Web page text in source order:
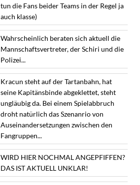
tun die Fans beider Teams in der Regel ja
auch klasse)
Wahrscheinlich beraten sich aktuell die
Mannschaftsvertreter, der Schiri und die
Polizei...
Kracun steht auf der Tartanbahn, hat
seine Kapitänsbinde abgeklettet, steht
ungläubig da. Bei einem Spielabbruch
droht natürlich das Szenanrio von
Auseinandersetzungen zwischen den
Fangruppen...
WIRD HIER NOCHMAL ANGEPFIFFEN?
DAS IST AKTUELL UNKLAR!